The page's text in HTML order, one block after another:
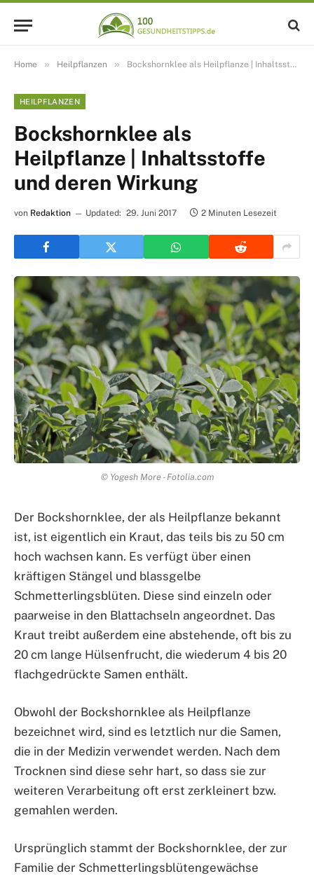
Home » Heilpflanzen » Bockshornklee als Heilpflanze | Inhaltsstoffe und deren Wirkung
HEILPFLANZEN
Bockshornklee als
Heilpflanze | Inhaltsstoffe
und deren Wirkung
von Redaktion Updated: 29. Juni 2017 2 Minuten Lesezeit
© Yogesh More - Fotolia.com
Der Bockshornklee, der als Heilpflanze bekannt
ist, ist eigentlich ein Kraut, das teils bis zu 50 cm
hoch wachsen kann. Es verfügt über einen
kräftigen Stängel und blassgelbe
Schmetterlingsblüten. Diese sind einzeln oder
paarweise in den Blattachseln angeordnet. Das
Kraut treibt außerdem eine abstehende, oft bis zu
20 cm lange Hülsenfrucht, die wiederum 4 bis 20
flachgedrückte Samen enthält.
Obwohl der Bockshornklee als Heilpflanze
bezeichnet wird, sind es letztlich nur die Samen,
die in der Medizin verwendet werden. Nach dem
Trocknen sind diese sehr hart, so dass sie zur
weiteren Verarbeitung oft erst zerkleinert bzw.
gemahlen werden.
Ursprünglich stammt der Bockshornklee, der zur
Familie der Schmetterlingsblütengewächse